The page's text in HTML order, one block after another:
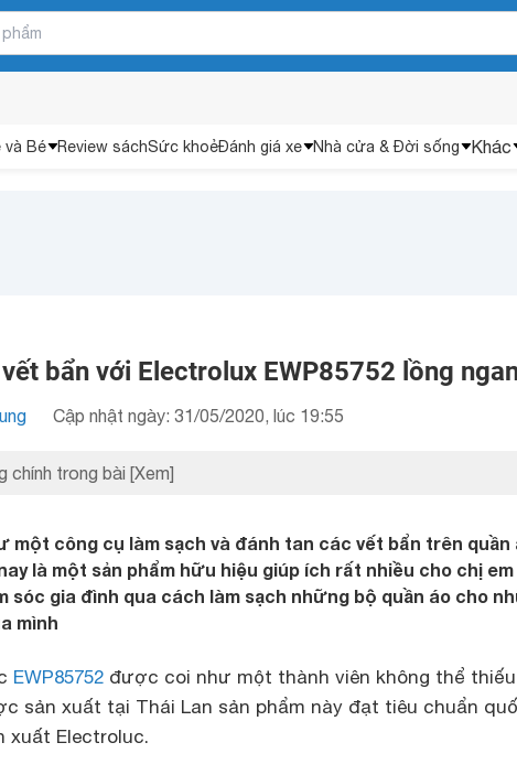
và Bé Review sáchSức khoẻĐánh giá xe Nhà cửa & Đời sống Khác
bẩn với Electrolux EWP85752 lồng
Cập nhật ngày: 31/05/2020, lúc 19:55
chính trong bài [Xem]
công cụ làm sạch và đánh tan các vết bẩn trên quần
là một sản phẩm hữu hiệu giúp ích rất nhiều cho chị em
sóc gia đình qua cách làm sạch những bộ quần áo cho
mình
EWP85752 được coi như một thành viên không thể
sản xuất tại Thái Lan sản phẩm này đạt tiêu chuẩn
xuất Electroluc.